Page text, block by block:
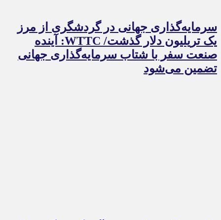
سرمایه‌گذاری جهانی در گردشگری از مرز
یک تریلیون دلار گذشت/ WTTC: آینده
صنعت سفر با شتاب سرمایه‌گذاری جهانی
تضمین می‌شود